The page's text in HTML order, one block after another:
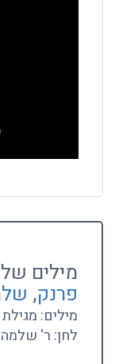
מילים
פרנק,
מילים:
לחן: ר'